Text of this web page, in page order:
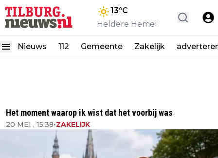
13°C
Heldere Hemel
Nieuws 112 Gemeente Zakelijk
Het moment waarop ik wist dat het voorbij was
20 MEI , 15:38•ZAKELIJK